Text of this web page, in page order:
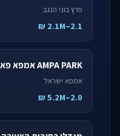
פרץ בוני הנגב
2.1–2.1M ₪
AMPA PARK אמפא פארק רחובות
אמפא ישראל
2.0–5.2M ₪